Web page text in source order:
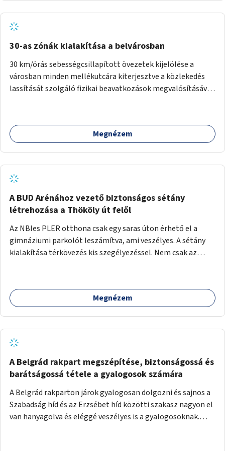
30-as zónák kialakítása a belvárosban
30 km/órás sebességcsillapított övezetek kijelölése a
városban minden mellékutcára kiterjesztve a közlekedés
lassítását szolgáló fizikai beavatkozások megvalósításával,
közlekedésnek. Elsőként az Alkotás utca - Villányi út -
Karolina út - Hamzsabégi út - Szerémi út - Könyves K. krt. -
zónák kijelölése. A program indulhat a Nagykörúton belüli
területtel, majd az Akotás utcán belüli területtel.
Megnézem
A BUD Arénához vezető biztonságos sétány
létrehozása a Thököly út felől
Az NBIes PLER otthona csak egy saras úton érhető el a
gimnáziumi parkolót leszámítva, ami veszélyes. A sétány
kialakítása térkövezés kis szegélyezéssel. Nem csak az
koncertek, bálok, jótékonysági események, választási
események -, a sármentes, méltó megközelítést, de a
236 busz, 50-es villamos) már biztosított, a közvetlen
gyalogutas elérés a projekt keretében nem került
kialakításra.
Megnézem
A Belgrád rakpart megszépítése, biztonságossá és
barátságossá tétele a gyalogosok számára
A Belgrád rakparton járok gyalogosan dolgozni és sajnos a
Szabadság híd és az Erzsébet híd közötti szakasz nagyon el
van hanyagolva és eléggé veszélyes is a gyalogosoknak.